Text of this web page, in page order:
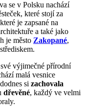
se v Polsku nachází
které stojí za
je zapsané na
a také jako
je město Zakopané,
střediskem.
výjimečné přírodní
malá vesnice
si zachovala
dřevěné, každý ve velmi